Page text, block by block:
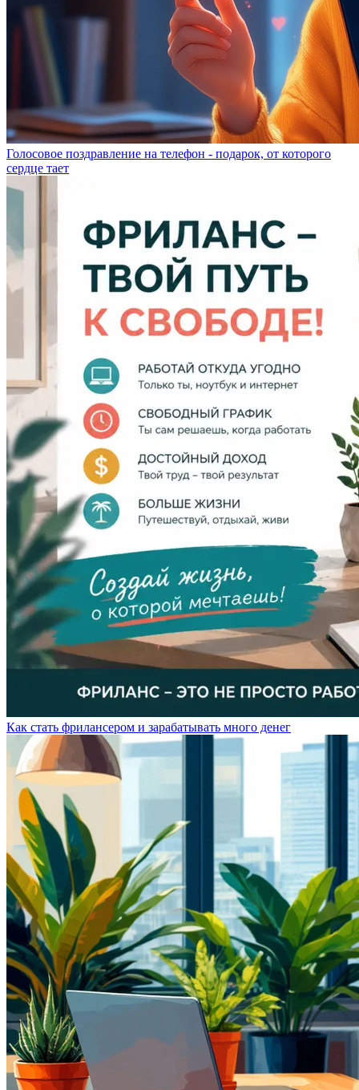
Голосовое поздравление на телефон - подарок, от которого
сердце тает
Как стать фрилансером и зарабатывать много денег